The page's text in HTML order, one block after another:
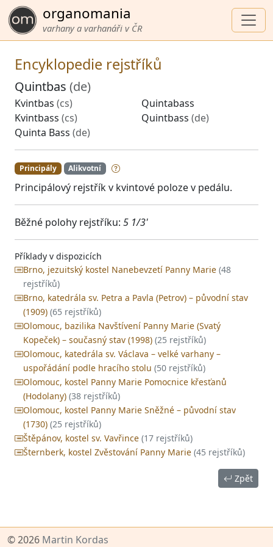
organomania
varhany a varhanáři v ČR
Encyklopedie rejstříků
Quintbas (de)
Kvintbas (cs)
Kvintbass (cs)
Quinta Bass (de)
Quintabass
Quintbass (de)
Principály Alikvotní
Principálový rejstřík v kvintové poloze v pedálu.
Běžné polohy rejstříku: 5 1/3'
Příklady v dispozicích
Brno, jezuitský kostel Nanebevzetí Panny Marie (48
rejstříků)
Brno, katedrála sv. Petra a Pavla (Petrov) – původní stav
(1909) (65 rejstříků)
Olomouc, bazilika Navštívení Panny Marie (Svatý
Kopeček) – současný stav (1998) (25 rejstříků)
Olomouc, katedrála sv. Václava – velké varhany –
uspořádání podle hracího stolu (50 rejstříků)
Olomouc, kostel Panny Marie Pomocnice křesťanů
(Hodolany) (38 rejstříků)
Olomouc, kostel Panny Marie Sněžné – původní stav
(1730) (25 rejstříků)
Štěpánov, kostel sv. Vavřince (17 rejstříků)
Šternberk, kostel Zvěstování Panny Marie (45 rejstříků)
Zpět
© 2026 Martin Kordas